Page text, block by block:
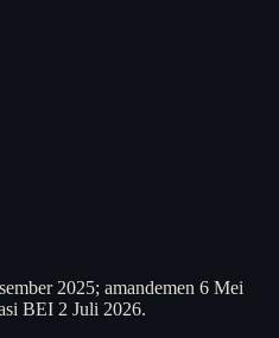
2025; amandemen 6 Mei
BEI 2 Juli 2026.